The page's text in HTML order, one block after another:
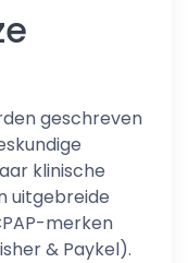
geschreven
klinische
uitgebreide
merken
& Paykel).